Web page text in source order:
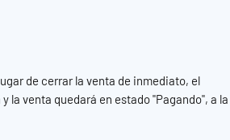
de cerrar la venta de inmediato, el
la venta quedará en estado "Pagando", a la